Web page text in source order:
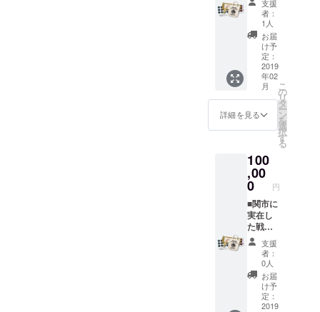
ト！ ■
和アイ
テム
「てぬ
ぐい」
大嶋雲
八の家
紋プリ
ント！
※画像は
「大嶋
雲八」
の家紋
入りの
「木
札」
キーホ
ルダー
です。
■刀都・
関市だ
から
ト（刀
都）
バッ
ク」大
嶋雲八
の家紋
プリン
ト！ ■
和アイ
テム
「てぬ
ぐい」
大嶋雲
八の家
支援
者：
1人
お届
け予
定：
2019
年02
月
詳細を見る
こ
の
リ
タ
ー
ン
を
選
択
す
る
100
,00
0 円
■関市に
実在し
た戦国
武将
「大嶋
雲八」
の家紋
入りの
「木
札」
支援
者：
0人
お届
け予
定：
2019